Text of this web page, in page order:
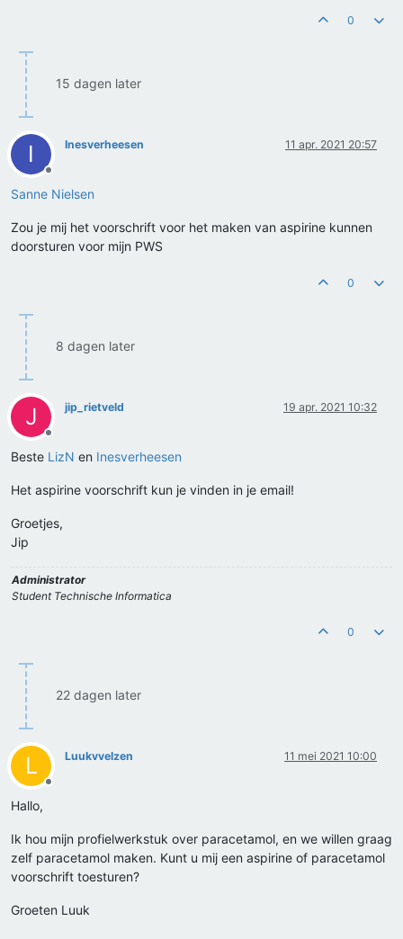
0
15 dagen later
I
Offline
Inesverheesen 11 apr. 2021 20:57
Sanne Nielsen
Zou je mij het voorschrift voor het maken van aspirine kunnen
doorsturen voor mijn PWS
0
8 dagen later
J
Offline
jip_rietveld 19 apr. 2021 10:32
Beste LizN en Inesverheesen
Het aspirine voorschrift kun je vinden in je email!
Groetjes,
Jip
Administrator
Student Technische Informatica
0
22 dagen later
L
Offline
Luukvvelzen 11 mei 2021 10:00
Hallo,
Ik hou mijn profielwerkstuk over paracetamol, en we willen graag
zelf paracetamol maken. Kunt u mij een aspirine of paracetamol
voorschrift toesturen?
Groeten Luuk